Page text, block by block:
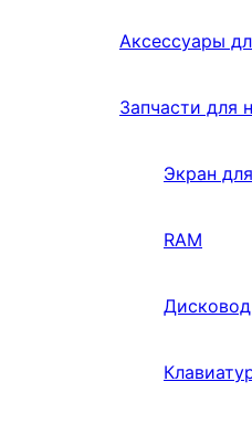
Аксессуары
Запчасти для
Экран
RAM